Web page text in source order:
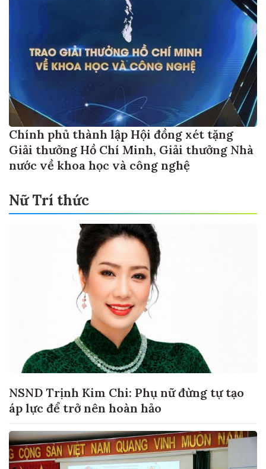
Chính phủ thành lập Hội đồng xét tặng
Giải thưởng Hồ Chí Minh, Giải thưởng Nhà
nước về khoa học và công nghệ
Nữ Trí thức
NSND Trịnh Kim Chi: Phụ nữ đừng tự tạo
áp lực để trở nên hoàn hảo